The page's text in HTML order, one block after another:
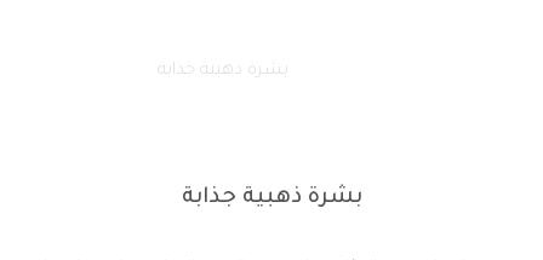
بشرة ذهبية جذابة
بشرة ذهبية جذابة